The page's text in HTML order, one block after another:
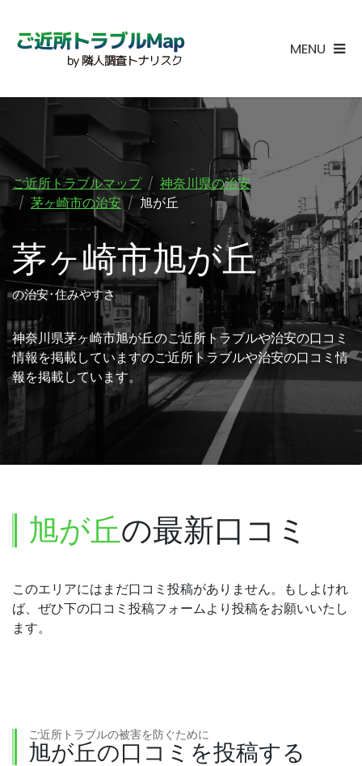
MENU
ご近所トラブルマップ
神奈川県の治安
茅ヶ崎市の治安
旭が丘
茅ヶ崎市旭が丘
の治安･住みやすさ
神奈川県茅ヶ崎市旭が丘のご近所トラブルや治安の口コミ
情報を掲載していますのご近所トラブルや治安の口コミ情
報を掲載しています。
旭が丘の最新口コミ
このエリアにはまだ口コミ投稿がありません。もしよけれ
ば、ぜひ下の口コミ投稿フォームより投稿をお願いいたし
ます。
ご近所トラブルの被害を防ぐために
旭が丘の口コミを投稿する